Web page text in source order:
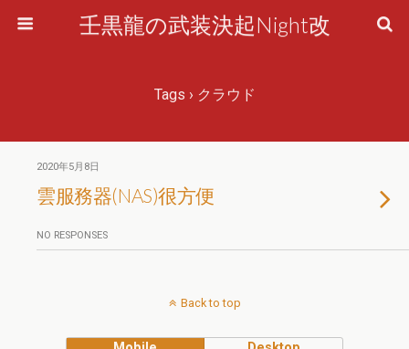
壬黒龍の武装決起Night改
Tags › クラウド
2020年5月8日
雲服務器(NAS)很方便
NO RESPONSES
Back to top